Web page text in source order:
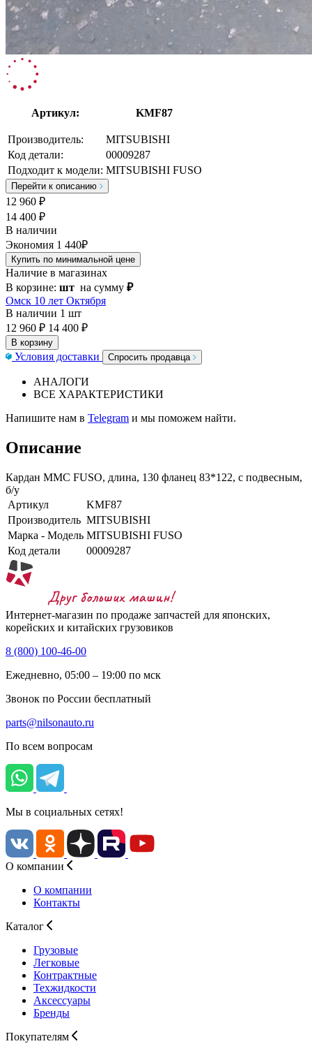
Артикул: KMF87
Производитель:
MITSUBISHI
Код детали:
00009287
Подходит к модели: MITSUBISHI FUSO
Перейти к описанию
12 960 ₽
14 400 ₽
В наличии
Экономия 1 440₽
Купить по минимальной цене
Наличие в магазинах
В корзине: шт на сумму ₽
Омск 10 лет Октября
В наличии 1 шт
12 960 ₽ 14 400 ₽
В корзину
Условия доставки Спросить продавца
АНАЛОГИ
ВСЕ ХАРАКТЕРИСТИКИ
Напишите нам в Telegram и мы поможем найти.
Описание
Кардан MMC FUSO, длина, 130 фланец 83*122, с подвесным,
б/у
Артикул
KMF87
Производитель MITSUBISHI
Марка - Модель MITSUBISHI FUSO
Код детали
00009287
Интернет-магазин по продаже запчастей для японских,
корейских и китайских грузовиков
8 (800) 100-46-00
Ежедневно, 05:00 – 19:00 по мск
Звонок по России бесплатный
parts@nilsonauto.ru
По всем вопросам
Мы в социальных сетях!
О компании
О компании
Контакты
Каталог
Грузовые
Легковые
Контрактные
Техжидкости
Аксессуары
Бренды
Покупателям